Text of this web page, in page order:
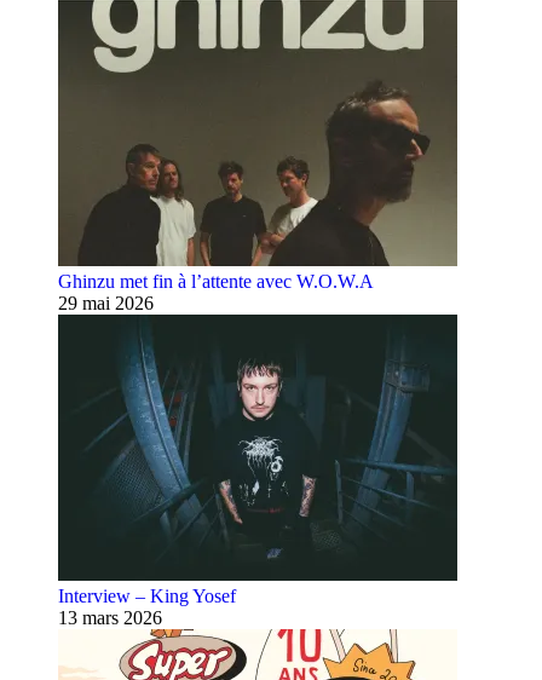
Ghinzu met fin à l’attente avec W.O.W.A
29 mai 2026
Interview – King Yosef
13 mars 2026